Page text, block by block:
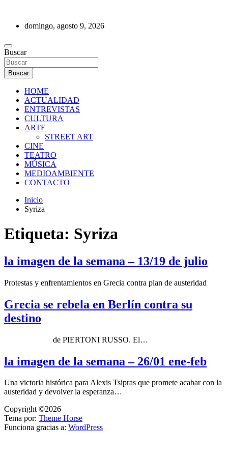
contenidodomingo, agosto 9, 2026
REVISTA DE PRENSA
Buscar
Buscar
HOME
ACTUALIDAD
ENTREVISTAS
CULTURA
ARTE
STREET ART
CINE
TEATRO
MÚSICA
MEDIOAMBIENTE
CONTACTO
Inicio
Syriza
Etiqueta: Syriza
la imagen de la semana – 13/19 de julio
Protestas y enfrentamientos en Grecia contra plan de austeridad
Grecia se rebela en Berlín contra su
destino
de PIERTONI RUSSO. El…
la imagen de la semana – 26/01 ene-feb
Una victoria histórica para Alexis Tsipras que promete acabar con la
austeridad y devolver la esperanza…
Copyright ©2026
Tema por: Theme Horse
Funciona gracias a: WordPress